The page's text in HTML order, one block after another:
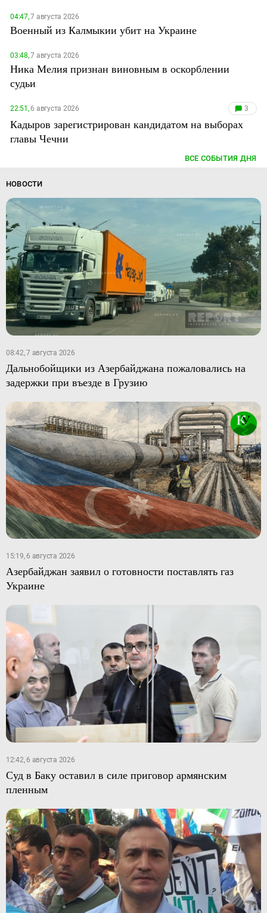
04:47,7 августа 2026
Военный из Калмыкии убит на Украине
03:48,7 августа 2026
Ника Мелия признан виновным в оскорблении
судьи
22:51,6 августа 2026 3
Кадыров зарегистрирован кандидатом на выборах
главы Чечни
ВСЕ СОБЫТИЯ ДНЯ
НОВОСТИ
08:42, 7 августа 2026
Дальнобойщики из Азербайджана пожаловались на
задержки при въезде в Грузию
15:19, 6 августа 2026
Азербайджан заявил о готовности поставлять газ
Украине
12:42, 6 августа 2026
Суд в Баку оставил в силе приговор армянским
пленным